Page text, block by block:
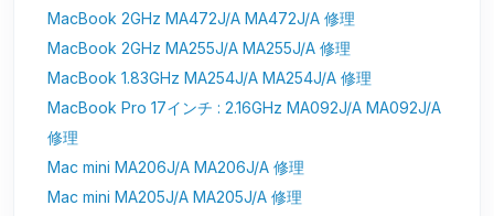
MacBook 2GHz MA472J/A MA472J/A 修理
MacBook 2GHz MA255J/A MA255J/A 修理
MacBook 1.83GHz MA254J/A MA254J/A 修理
MacBook Pro 17インチ : 2.16GHz MA092J/A MA092J/A
修理
Mac mini MA206J/A MA206J/A 修理
Mac mini MA205J/A MA205J/A 修理